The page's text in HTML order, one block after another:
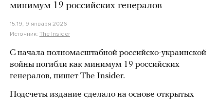
минимум 19 российских генералов
15:19, 9 января 2026
Источник: The Insider
С начала полномасштабной российско-украинской
войны погибли как минимум 19 российских
генералов, пишет The Insider.
Подсчеты издание сделало на основе открытых